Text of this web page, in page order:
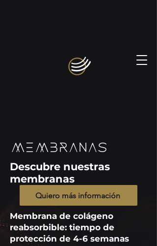
membranas
Descubre nuestras
membranas
Quiero más información
Membrana de colágeno
reabsorbible: tiempo de
protección de 4-6 semanas